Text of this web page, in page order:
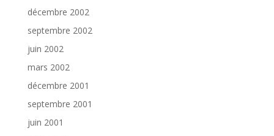
décembre 2002
septembre 2002
juin 2002
mars 2002
décembre 2001
septembre 2001
juin 2001